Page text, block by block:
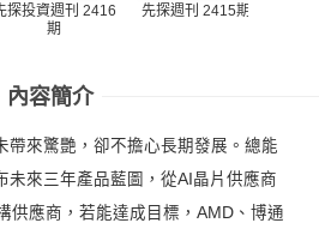
探投資週刊 2416
期
先探週刊 2415期
內容簡介
帶來驚艷，卻不擔心長期發展。總能
未來三年產品藍圖，從AI晶片供應商
供應商，若能達成目標，AMD、博通